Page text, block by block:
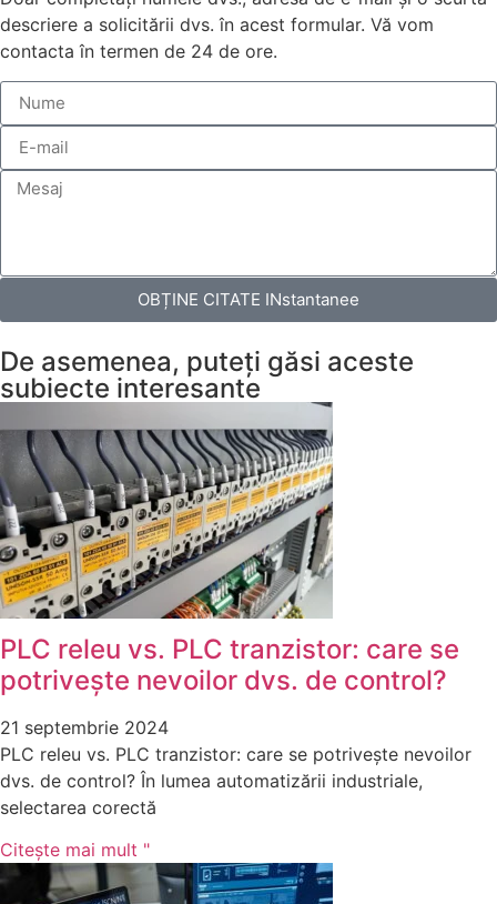
descriere a solicitării dvs. în acest formular. Vă vom
contacta în termen de 24 de ore.
OBȚINE CITATE INstantanee
De asemenea, puteți găsi aceste
subiecte interesante
PLC releu vs. PLC tranzistor: care se
potrivește nevoilor dvs. de control?
21 septembrie 2024
PLC releu vs. PLC tranzistor: care se potrivește nevoilor
dvs. de control? În lumea automatizării industriale,
selectarea corectă
Citeşte mai mult "